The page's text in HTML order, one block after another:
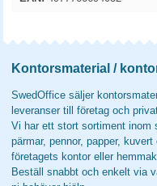
Kontorsmaterial /
SwedOffice säljer
leveranser till företag och
Vi har ett stort sortiment inom
pärmar, pennor, papper,
företagets kontor eller
Beställ snabbt och enkelt via